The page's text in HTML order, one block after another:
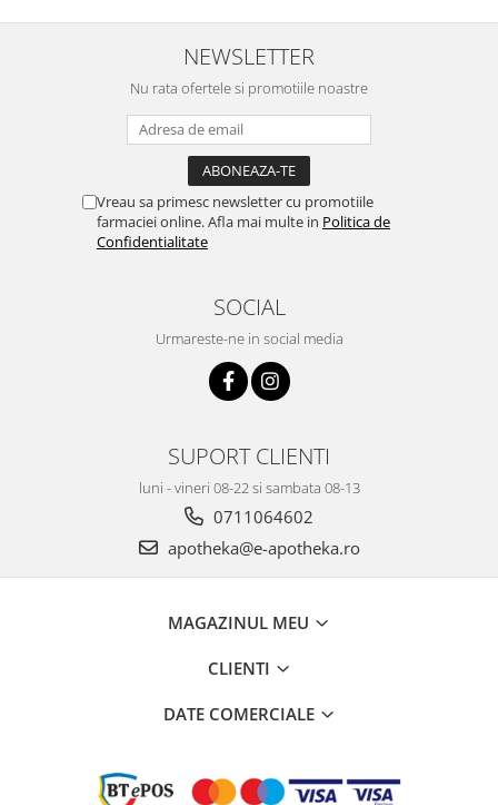
NEWSLETTER
Nu rata ofertele si promotiile noastre
Vreau sa primesc newsletter cu promotiile
farmaciei online. Afla mai multe in Politica de
Confidentialitate
SOCIAL
Urmareste-ne in social media
SUPORT CLIENTI
luni - vineri 08-22 si sambata 08-13
0711064602
apotheka@e-apotheka.ro
MAGAZINUL MEU
CLIENTI
DATE COMERCIALE